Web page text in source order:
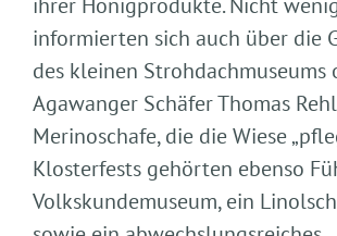
informierten sich auch über die
des kleinen Strohdachmuseums
Agawanger Schäfer Thomas
Merinoschafe, die die Wiese
Klosterfests gehörten ebenso
Volkskundemuseum, ein